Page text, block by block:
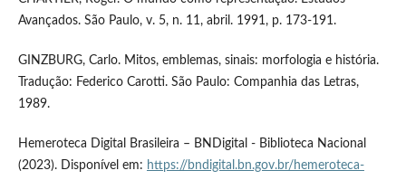
Avançados. São Paulo, v. 5, n. 11, abril. 1991, p. 173-191.
GINZBURG, Carlo. Mitos, emblemas, sinais: morfologia e história.
Tradução: Federico Carotti. São Paulo: Companhia das Letras,
1989.
Hemeroteca Digital Brasileira – BNDigital - Biblioteca Nacional
(2023). Disponível em: https://bndigital.bn.gov.br/hemeroteca-